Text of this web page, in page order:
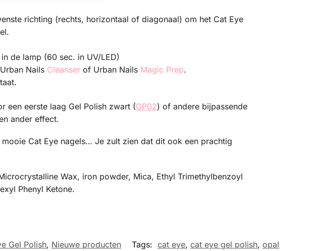
richting (rechts, horizontaal of diagonaal) om het Cat Eye
de lamp (60 sec. in UV/LED)
Nails Cleanserof Urban Nails Magic Prep.
een eerste laag Gel Polish zwart (GP02) of andere bijpassende
ander effect.
Cat Eye nagels… Je zult zien dat dit ook een prachtig
Wax, iron powder, Mica, Ethyl Trimethylbenzoyl
Phenyl Ketone.
Gel Polish, Nieuwe producten Tags: cat eye, cat eye gel polish, opal